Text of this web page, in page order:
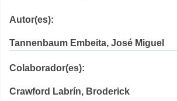
Autor(es):
Tannenbaum Embeita, José Miguel
Colaborador(es):
Crawford Labrín, Broderick